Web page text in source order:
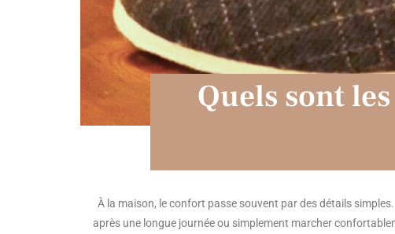
Quels sont
À la maison, le confort passe souvent par des détails
après une longue journée ou simplement marcher